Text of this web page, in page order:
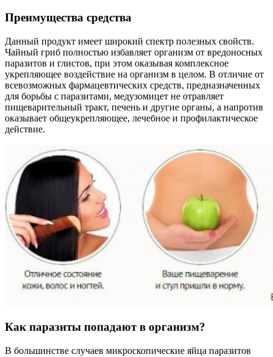
Преимущества средства
Данный продукт имеет широкий спектр полезных свойств.
Чайный гриб полностью избавляет организм от вредоносных
паразитов и глистов, при этом оказывая комплексное
укрепляющее воздействие на организм в целом. В отличие от
всевозможных фармацевтических средств, предназначенных
для борьбы с паразитами, медузомицет не отравляет
пищеварительный тракт, печень и другие органы, а напротив
оказывает общеукрепляющее, лечебное и профилактическое
действие.
Как паразиты попадают в организм?
В большинстве случаев микроскопические яйца паразитов